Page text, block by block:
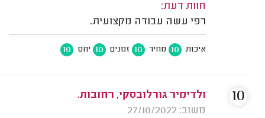
חוות דעת:
רפי עשה עבודה מקצועית.
איכות 10 מחיר 10 זמנים 10 יחס 10
ולדימיר גורלובסקי, רחובות.
משוב: 27/10/2022
10